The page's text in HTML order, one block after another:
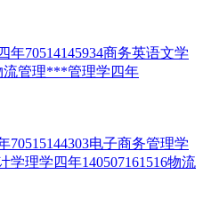
70514145934商务英语文学
流管理***管理学四年
电子商务管理学
学理学四年140507161516物流